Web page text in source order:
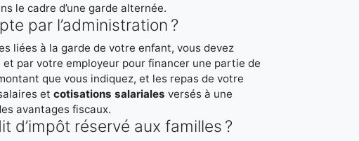
le cadre d’une garde alternée.
par l’administration ?
liées à la garde de votre enfant, vous devez
par votre employeur pour financer une partie de
que vous indiquez, et les repas de votre
et cotisations salariales versés à une
avantages fiscaux.
d’impôt réservé aux familles ?